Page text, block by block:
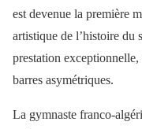
est devenue la première
artistique de l’histoire du
prestation
barres asymétriques.
La gymnaste franco-